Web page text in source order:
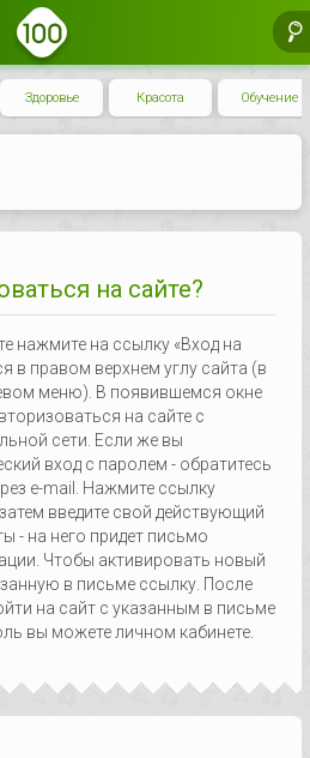
Здоровье Красота Обучение
на сайте?
нажмите на ссылку «Вход на
в правом верхнем углу сайта (в
меню). В появившемся окне
на сайте с
сети. Если же вы
вход с паролем - обратитесь
e-mail. Нажмите ссылку
введите свой действующий
- на него придет письмо
Чтобы активировать новый
в письме ссылку. После
на сайт с указанным в письме
вы можете личном кабинете.